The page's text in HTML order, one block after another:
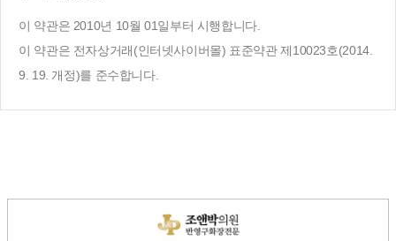
이 약관은 2010년 10월 01일부터 시행합니다.
이 약관은 전자상거래(인터넷사이버몰) 표준약관 제10023호(2014.
9. 19. 개정)를 준수합니다.